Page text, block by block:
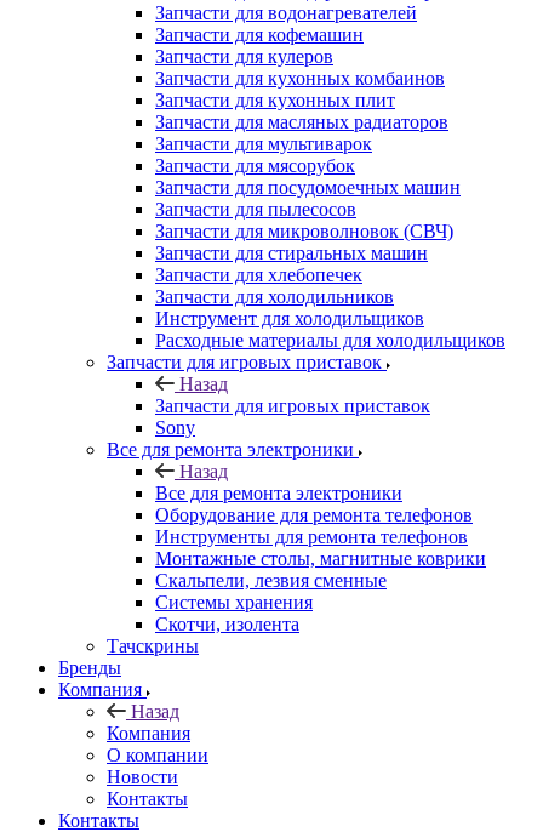
Запчасти для водонагревателей
Запчасти для кофемашин
Запчасти для кулеров
Запчасти для кухонных комбаинов
Запчасти для кухонных плит
Запчасти для масляных радиаторов
Запчасти для мультиварок
Запчасти для мясорубок
Запчасти для посудомоечных машин
Запчасти для пылесосов
Запчасти для микроволновок (СВЧ)
Запчасти для стиральных машин
Запчасти для хлебопечек
Запчасти для холодильников
Инструмент для холодильщиков
Расходные материалы для холодильщиков
Запчасти для игровых приставок
Назад
Запчасти для игровых приставок
Sony
Все для ремонта электроники
Назад
Все для ремонта электроники
Оборудование для ремонта телефонов
Инструменты для ремонта телефонов
Монтажные столы, магнитные коврики
Скальпели, лезвия сменные
Системы хранения
Скотчи, изолента
Тачскрины
Бренды
Компания
Назад
Компания
О компании
Новости
Контакты
Контакты